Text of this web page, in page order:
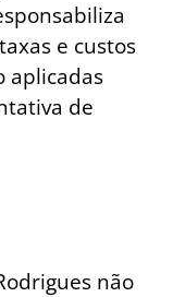
e custos
aplicadas
de
não